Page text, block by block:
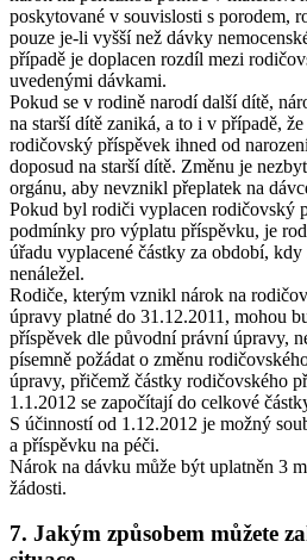
poskytované v souvislosti s porodem,
pouze je-li vyšší než dávky
případě je doplacen rozdíl mezi
uvedenými dávkami.
Pokud se v rodině narodí další dítě,
na starší dítě zaniká, a to i v případě,
rodičovský příspěvek ihned od
doposud na starší dítě. Změnu je
orgánu, aby nevznikl přeplatek na
Pokud byl rodiči vyplacen rodičovský
podmínky pro výplatu příspěvku, je
úřadu vyplacené částky za období,
nenáležel.
Rodiče, kterým vznikl nárok na
úpravy platné do 31.12.2011, mohou
příspěvek dle původní právní úpravy,
písemně požádat o změnu
úpravy, přičemž částky rodičovského
1.1.2012 se započítají do celkové
S účinností od 1.12.2012 je možný
a příspěvku na péči.
Nárok na dávku může být uplatněn 3
žádosti.
7. Jakým způsobem můžete